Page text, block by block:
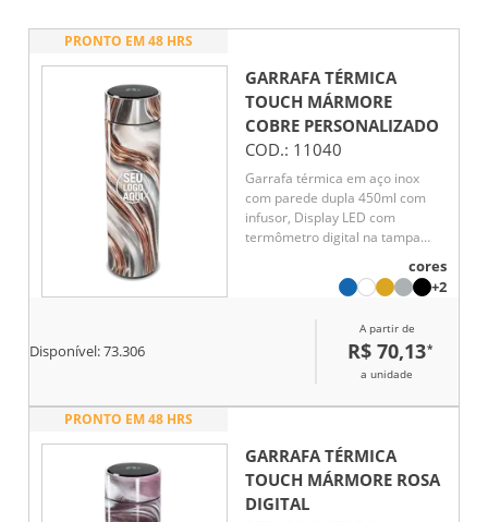
PRONTO EM 48 HRS
GARRAFA TÉRMICA
TOUCH MÁRMORE
COBRE PERSONALIZADO
COD.: 11040
Garrafa térmica em aço inox
com parede dupla 450ml com
infusor, Display LED com
termômetro digital na tampa
líquido, Conserva líquido quente
por até 5 horas e líquido frio até
cores
+2
Disponível:73.306
A partir de
R$ 70,13*
a unidade
PRONTO EM 48 HRS
GARRAFA TÉRMICA
TOUCH MÁRMORE ROSA
DIGITAL